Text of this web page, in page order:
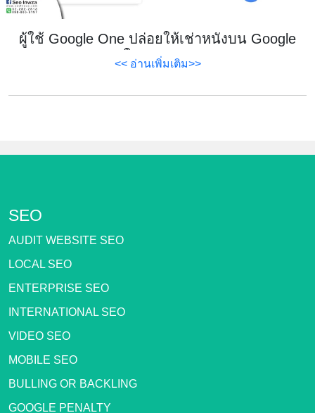
ผู้ใช้ Google One ปล่อยให้เช่าหนังบน Google
Play ในราคา 35 บาท
<< อ่านเพิ่มเติม>>
SEO
AUDIT WEBSITE SEO
LOCAL SEO
ENTERPRISE SEO
INTERNATIONAL SEO
VIDEO SEO
MOBILE SEO
BULLING OR BACKLING
GOOGLE PENALTY